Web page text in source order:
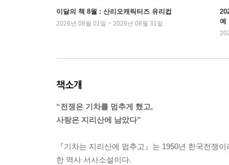
이달의 책 8월 : 산리오캐릭터즈 유리컵
2026년 08월 01일 ~ 2026년 08월 31일
예
책소개
“전쟁은 기차를 멈추게 했고,
사랑은 지리산에 남았다”
『기차는 지리산에 멈추고』는 1950년 한국전쟁
한 역사 서사소설이다.